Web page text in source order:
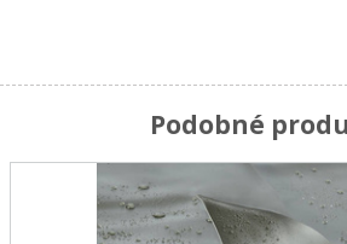
Podobné